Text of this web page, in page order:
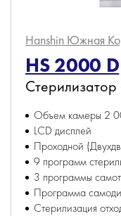
Hanshin Южная
HS 2000 D
Объем камеры 2
LCD дисплей
Проходной
9 программ
3 программы
Программа
Стерилизация